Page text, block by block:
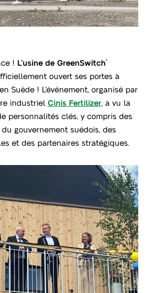
! L’usine de GreenSwitch®
ouvert ses portes à
Suède ! L’événement, organisé par
industriel Cinis Fertilizer, a vu la
personnalités clés, y compris des
gouvernement suédois, des
et des partenaires stratégiques.